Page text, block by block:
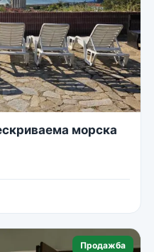
морска
Продажба